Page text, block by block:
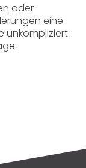
oder
eine
unkompliziert